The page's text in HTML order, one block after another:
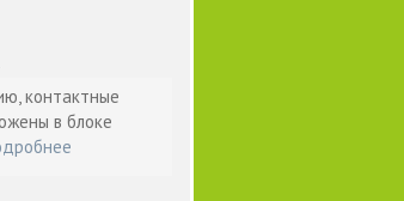
контактные
в блоке